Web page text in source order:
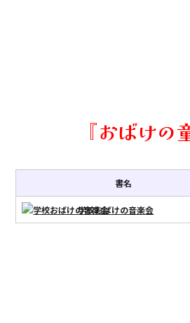
『おばけの
書名
学校おばけの音楽会